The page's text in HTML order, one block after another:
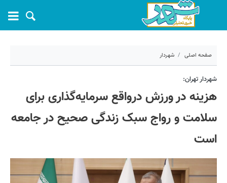
صفحه اصلی شهردار
۳۱ شهریور ۱۴۰۴ - ۱۲:۰۷
کد مطلب: 72615
شهردار تهران:
هزینه در ورزش درواقع سرمایه‌گذاری برای
سلامت و رواج سبک زندگی صحیح در جامعه
است